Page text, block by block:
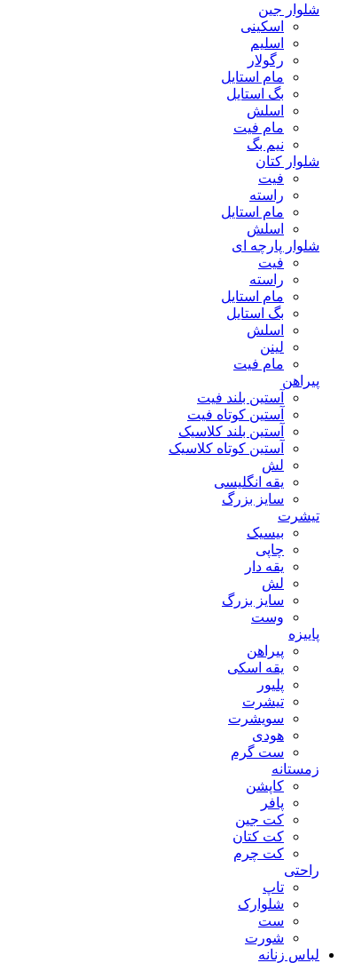
شلوار جین
اسکینی
اسلیم
رگولار
مام استایل
بگ استایل
اسلش
مام فیت
نیم بگ
شلوار کتان
فیت
راسته
مام استایل
اسلش
شلوار پارچه ای
فیت
راسته
مام استایل
بگ استایل
اسلش
لینن
مام فیت
پیراهن
آستین بلند فیت
آستین کوتاه فیت
آستین بلند کلاسیک
آستین کوتاه کلاسیک
لش
یقه انگلیسی
سایز بزرگ
تیشرت
بیسیک
چاپی
یقه دار
لش
سایز بزرگ
وست
پاییزه
پیراهن
یقه اسکی
پلیور
تیشرت
سویشرت
هودی
ست گرم
زمستانه
کاپشن
پافر
کت جین
کت کتان
کت چرم
راحتی
تاپ
شلوارک
ست
شورت
لباس زنانه